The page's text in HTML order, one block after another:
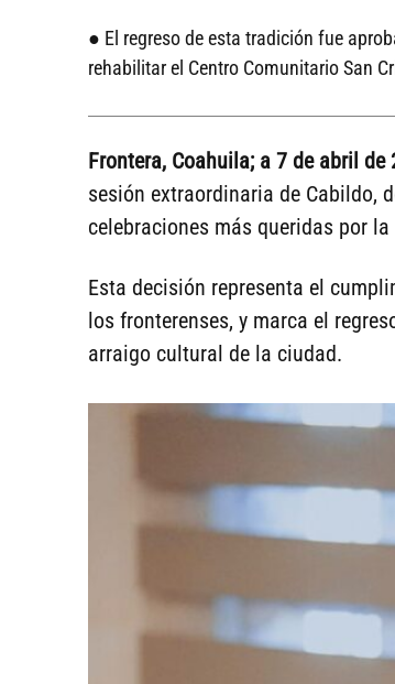
● El regreso de esta tradición fue
rehabilitar el Centro Comunitario San
Frontera, Coahuila; a 7 de abril de
sesión extraordinaria de Cabildo,
celebraciones más queridas por
Esta decisión representa el
los fronterenses, y marca el
arraigo cultural de la ciudad.